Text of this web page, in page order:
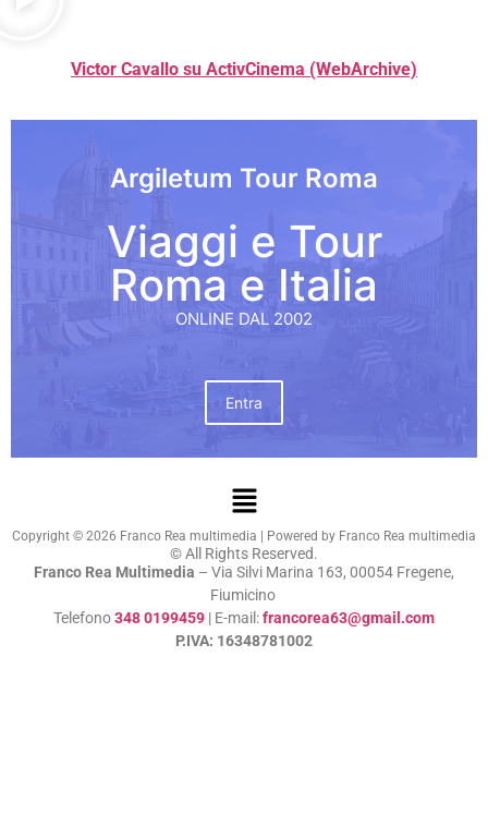
Victor Cavallo su ActivCinema (WebArchive)
Argiletum Tour Roma
Viaggi e Tour
Roma e Italia
ONLINE DAL 2002
Entra
Copyright © 2026 Franco Rea multimedia | Powered by Franco Rea multimedia
© All Rights Reserved.
Franco Rea Multimedia – Via Silvi Marina 163, 00054 Fregene,
Fiumicino
Telefono348 0199459 | E-mail:francorea63@gmail.com
P.IVA: 16348781002